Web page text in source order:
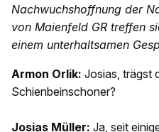
Nachwuchshoffnung der
von Maienfeld GR treffen
einem unterhaltsamen
Armon Orlik: Josias, trägst
Schienbeinschoner?
Josias Müller: Ja, seit